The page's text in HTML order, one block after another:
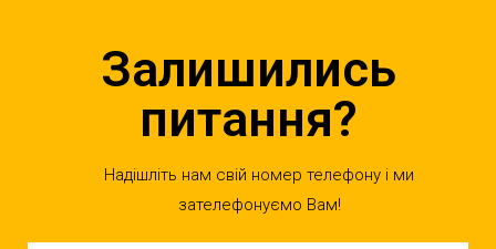
Залишились
питання?
Надішліть нам свій номер телефону і ми
зателефонуємо Вам!